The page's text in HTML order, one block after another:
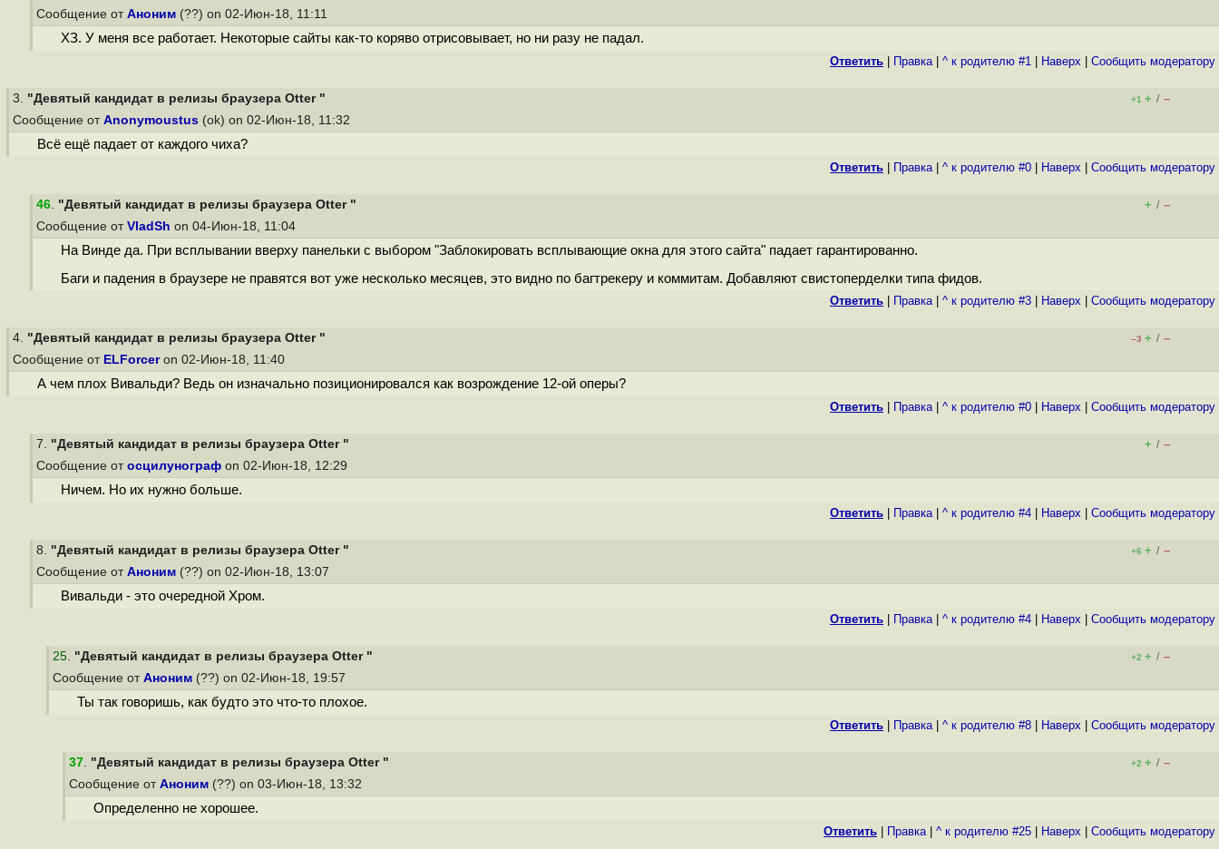
Сообщение от Аноним (??) on 02-Июн-18, 11:11
ХЗ. У меня все работает. Некоторые сайты как-то коряво отрисовывает, но ни разу не падал.
Ответить Правка| ^ к родителю #1 Наверх Cообщить модератору
3. "Девятый кандидат в релизы браузера Otter " +1 + / –
Сообщение от Anonymoustus (ok) on 02-Июн-18, 11:32
Всё ещё падает от каждого чиха?
Ответить Правка| ^ к родителю #0 Наверх Cообщить модератору
46. "Девятый кандидат в релизы браузера Otter " + / –
Сообщение от VladSh on 04-Июн-18, 11:04
На Винде да. При всплывании вверху панельки с выбором "Заблокировать всплывающие окна для этого сайта" падает гарантированно.
Баги и падения в браузере не правятся вот уже несколько месяцев, это видно по багтрекеру и коммитам. Добавляют свистоперделки типа фидов.
Ответить Правка| ^ к родителю #3 Наверх Cообщить модератору
4. "Девятый кандидат в релизы браузера Otter " –3 + / –
Сообщение от ELForceron 02-Июн-18, 11:40
А чем плох Вивальди? Ведь он изначально позиционировался как возрождение 12-ой оперы?
Ответить Правка| ^ к родителю #0 Наверх Cообщить модератору
7. "Девятый кандидат в релизы браузера Otter " + / –
Сообщение от осцилунограф on 02-Июн-18, 12:29
Ничем. Но их нужно больше.
Ответить Правка| ^ к родителю #4 Наверх Cообщить модератору
8. "Девятый кандидат в релизы браузера Otter " +6 + / –
Сообщение от Аноним (??) on 02-Июн-18, 13:07
Вивальди - это очередной Хром.
Ответить Правка| ^ к родителю #4 Наверх Cообщить модератору
25. "Девятый кандидат в релизы браузера Otter " +2 + / –
Сообщение от Аноним (??) on 02-Июн-18, 19:57
Ты так говоришь, как будто это что-то плохое.
Ответить Правка| ^ к родителю #8 Наверх Cообщить модератору
37. "Девятый кандидат в релизы браузера Otter " +2 + / –
Сообщение от Аноним (??) on 03-Июн-18, 13:32
Определенно не хорошее.
Ответить Правка| ^ к родителю #25 Наверх Cообщить модератору